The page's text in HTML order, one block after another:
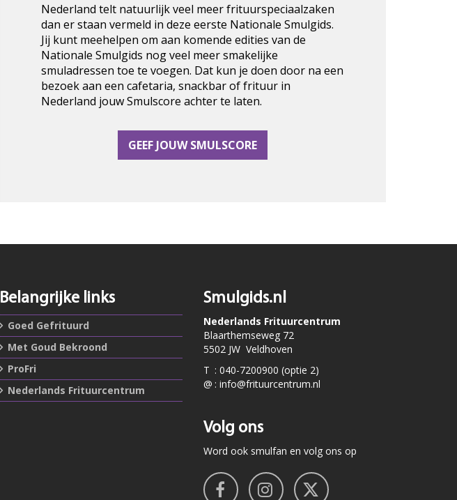
Nederland telt natuurlijk veel meer frituurspeciaalzaken
dan er staan vermeld in deze eerste Nationale Smulgids.
Jij kunt meehelpen om aan komende edities van de
Nationale Smulgids nog veel meer smakelijke
smuladressen toe te voegen. Dat kun je doen door na een
bezoek aan een cafetaria, snackbar of frituur in
Nederland jouw Smulscore achter te laten.
GEEF JOUW SMULSCORE
Belangrijke links
Goed Gefrituurd
Met Goud Bekroond
ProFri
Nederlands Frituurcentrum
Smulgids.nl
Nederlands Frituurcentrum
Blaarthemseweg 72
5502 JW Veldhoven
T : 040-7200900 (optie 2)
@ : info@frituurcentrum.nl
Volg ons
Word ook smulfan en volg ons op